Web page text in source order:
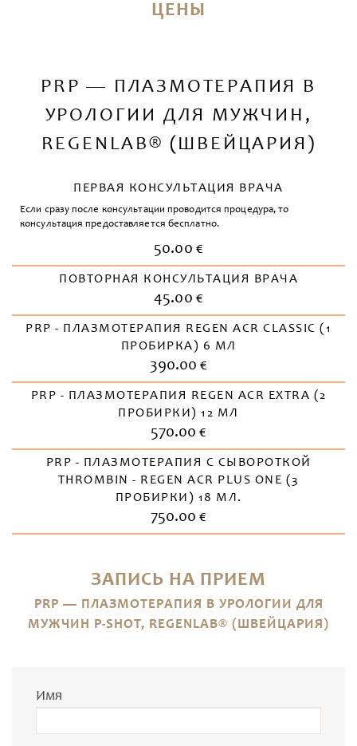
ЦЕНЫ
PRP — ПЛАЗМОТЕРАПИЯ В
УРОЛОГИИ ДЛЯ МУЖЧИН,
REGENLAB® (ШВЕЙЦАРИЯ)
ПЕРВАЯ КОНСУЛЬТАЦИЯ ВРАЧА
Если сразу после консультации проводится процедура, то
консультация предоставляется бесплатно.
50.00 €
ПОВТОРНАЯ КОНСУЛЬТАЦИЯ ВРАЧА
45.00 €
PRP - ПЛАЗМОТЕРАПИЯ REGEN ACR CLASSIC (1
ПРОБИРКА) 6 МЛ
390.00 €
PRP - ПЛАЗМОТЕРАПИЯ REGEN ACR EXTRA (2
ПРОБИРКИ) 12 МЛ
570.00 €
PRP - ПЛАЗМОТЕРАПИЯ С СЫВОРОТКОЙ
THROMBIN - REGEN ACR PLUS ONE (3
ПРОБИРКИ) 18 МЛ.
750.00 €
ЗАПИСЬ НА ПРИЕМ
PRP — ПЛАЗМОТЕРАПИЯ В УРОЛОГИИ ДЛЯ
МУЖЧИН P-SHOT, REGENLAB® (ШВЕЙЦАРИЯ)
Имя